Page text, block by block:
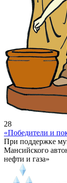
28
«Победители и
При поддержке
Мансийского
нефти и газа»